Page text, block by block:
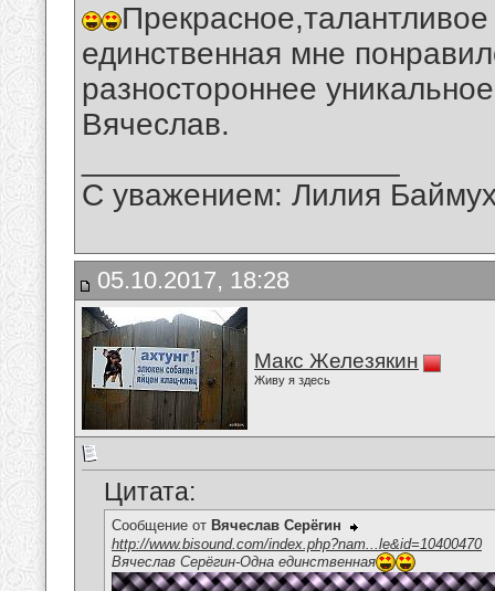
единственная мне
разностороннее
Вячеслав.
С уважением: Лилия
05.10.2017, 18:28
Макс Железякин
Живу я здесь
Цитата:
Сообщение от Вячеслав Серёгин
http://www.bisound.com/index.php?nam...le&id=10400470
Вячеслав Серёгин-Одна единственная